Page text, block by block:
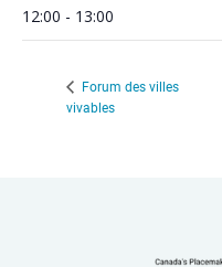
12:00 - 13:00
Forum des villes
vivables